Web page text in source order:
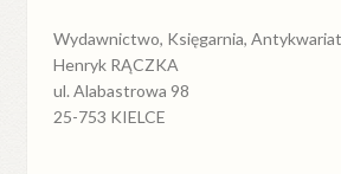
Wydawnictwo, Księgarnia, Antykwariat
Henryk RĄCZKA
ul. Alabastrowa 98
25-753 KIELCE